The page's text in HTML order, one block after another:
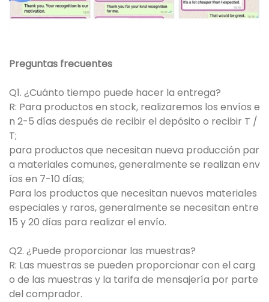
Preguntas frecuentes
Q1. ¿Cuánto tiempo puede hacer la entrega?
R: Para productos en stock, realizaremos los envíos e
n 2-5 días después de recibir el depósito o recibir T /
T;
para productos que necesitan nueva producción par
a materiales comunes, generalmente se realizan env
íos en 7-10 días;
Para los productos que necesitan nuevos materiales
especiales y raros, generalmente se necesitan entre
15 y 20 días para realizar el envío.
Q2. ¿Puede proporcionar las muestras?
R: Las muestras se pueden proporcionar con el carg
o de las muestras y la tarifa de mensajería por parte
del comprador.